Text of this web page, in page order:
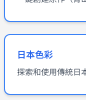
日本色彩
探索和使用傳統日